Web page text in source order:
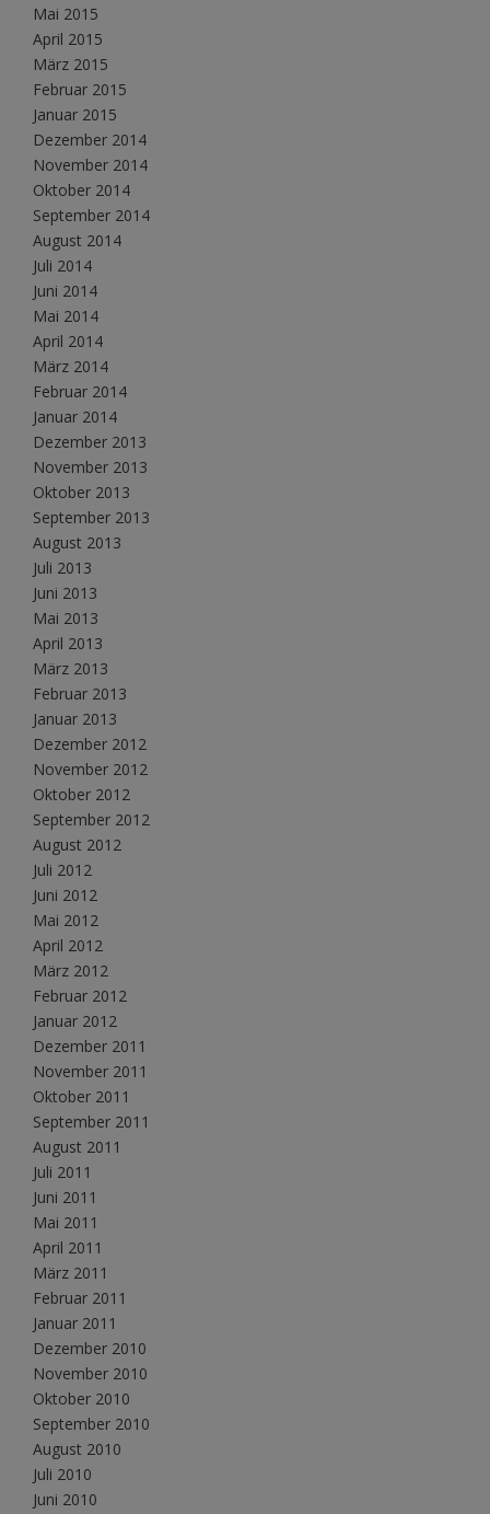
Mai 2015
April 2015
März 2015
Februar 2015
Januar 2015
Dezember 2014
November 2014
Oktober 2014
September 2014
August 2014
Juli 2014
Juni 2014
Mai 2014
April 2014
März 2014
Februar 2014
Januar 2014
Dezember 2013
November 2013
Oktober 2013
September 2013
August 2013
Juli 2013
Juni 2013
Mai 2013
April 2013
März 2013
Februar 2013
Januar 2013
Dezember 2012
November 2012
Oktober 2012
September 2012
August 2012
Juli 2012
Juni 2012
Mai 2012
April 2012
März 2012
Februar 2012
Januar 2012
Dezember 2011
November 2011
Oktober 2011
September 2011
August 2011
Juli 2011
Juni 2011
Mai 2011
April 2011
März 2011
Februar 2011
Januar 2011
Dezember 2010
November 2010
Oktober 2010
September 2010
August 2010
Juli 2010
Juni 2010